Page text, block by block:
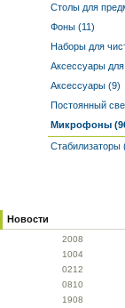
Столы для
Фоны (11)
Наборы для
Аксессуары
Аксессуары (9)
Постоянный
Микрофоны
Стабилизаторы
Новости
2008
1004
0212
0810
1908